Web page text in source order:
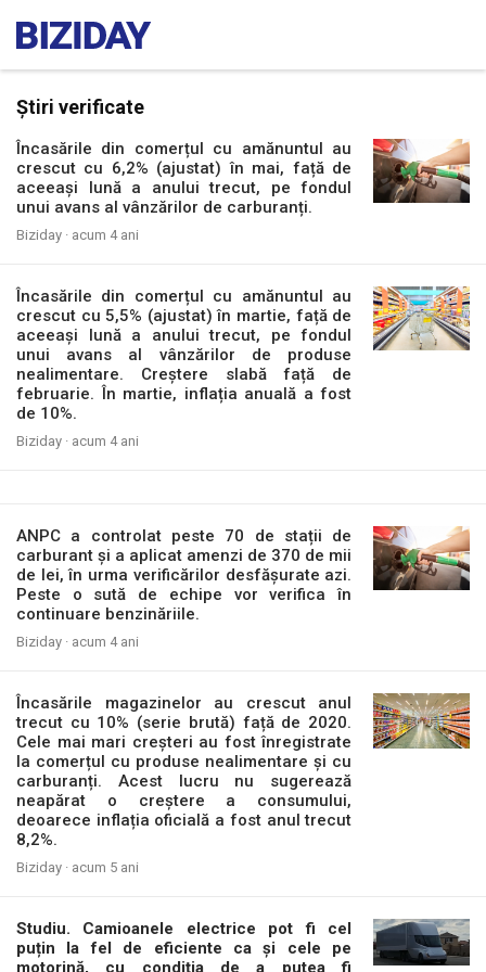
Știri verificate
Încasările din comerțul cu amănuntul au
crescut cu 6,2% (ajustat) în mai, față de
aceeași lună a anului trecut, pe fondul
unui avans al vânzărilor de carburanți.
Biziday · acum 4 ani
Încasările din comerțul cu amănuntul au
crescut cu 5,5% (ajustat) în martie, față de
aceeași lună a anului trecut, pe fondul
unui avans al vânzărilor de produse
nealimentare. Creștere slabă față de
februarie. În martie, inflația anuală a fost
de 10%.
Biziday · acum 4 ani
ANPC a controlat peste 70 de stații de
carburant și a aplicat amenzi de 370 de mii
de lei, în urma verificărilor desfășurate azi.
Peste o sută de echipe vor verifica în
continuare benzinăriile.
Biziday · acum 4 ani
Încasările magazinelor au crescut anul
trecut cu 10% (serie brută) față de 2020.
Cele mai mari creșteri au fost înregistrate
la comerțul cu produse nealimentare și cu
carburanți. Acest lucru nu sugerează
neapărat o creștere a consumului,
deoarece inflația oficială a fost anul trecut
8,2%.
Biziday · acum 5 ani
Studiu. Camioanele electrice pot fi cel
puțin la fel de eficiente ca și cele pe
motorină, cu condiția de a putea fi